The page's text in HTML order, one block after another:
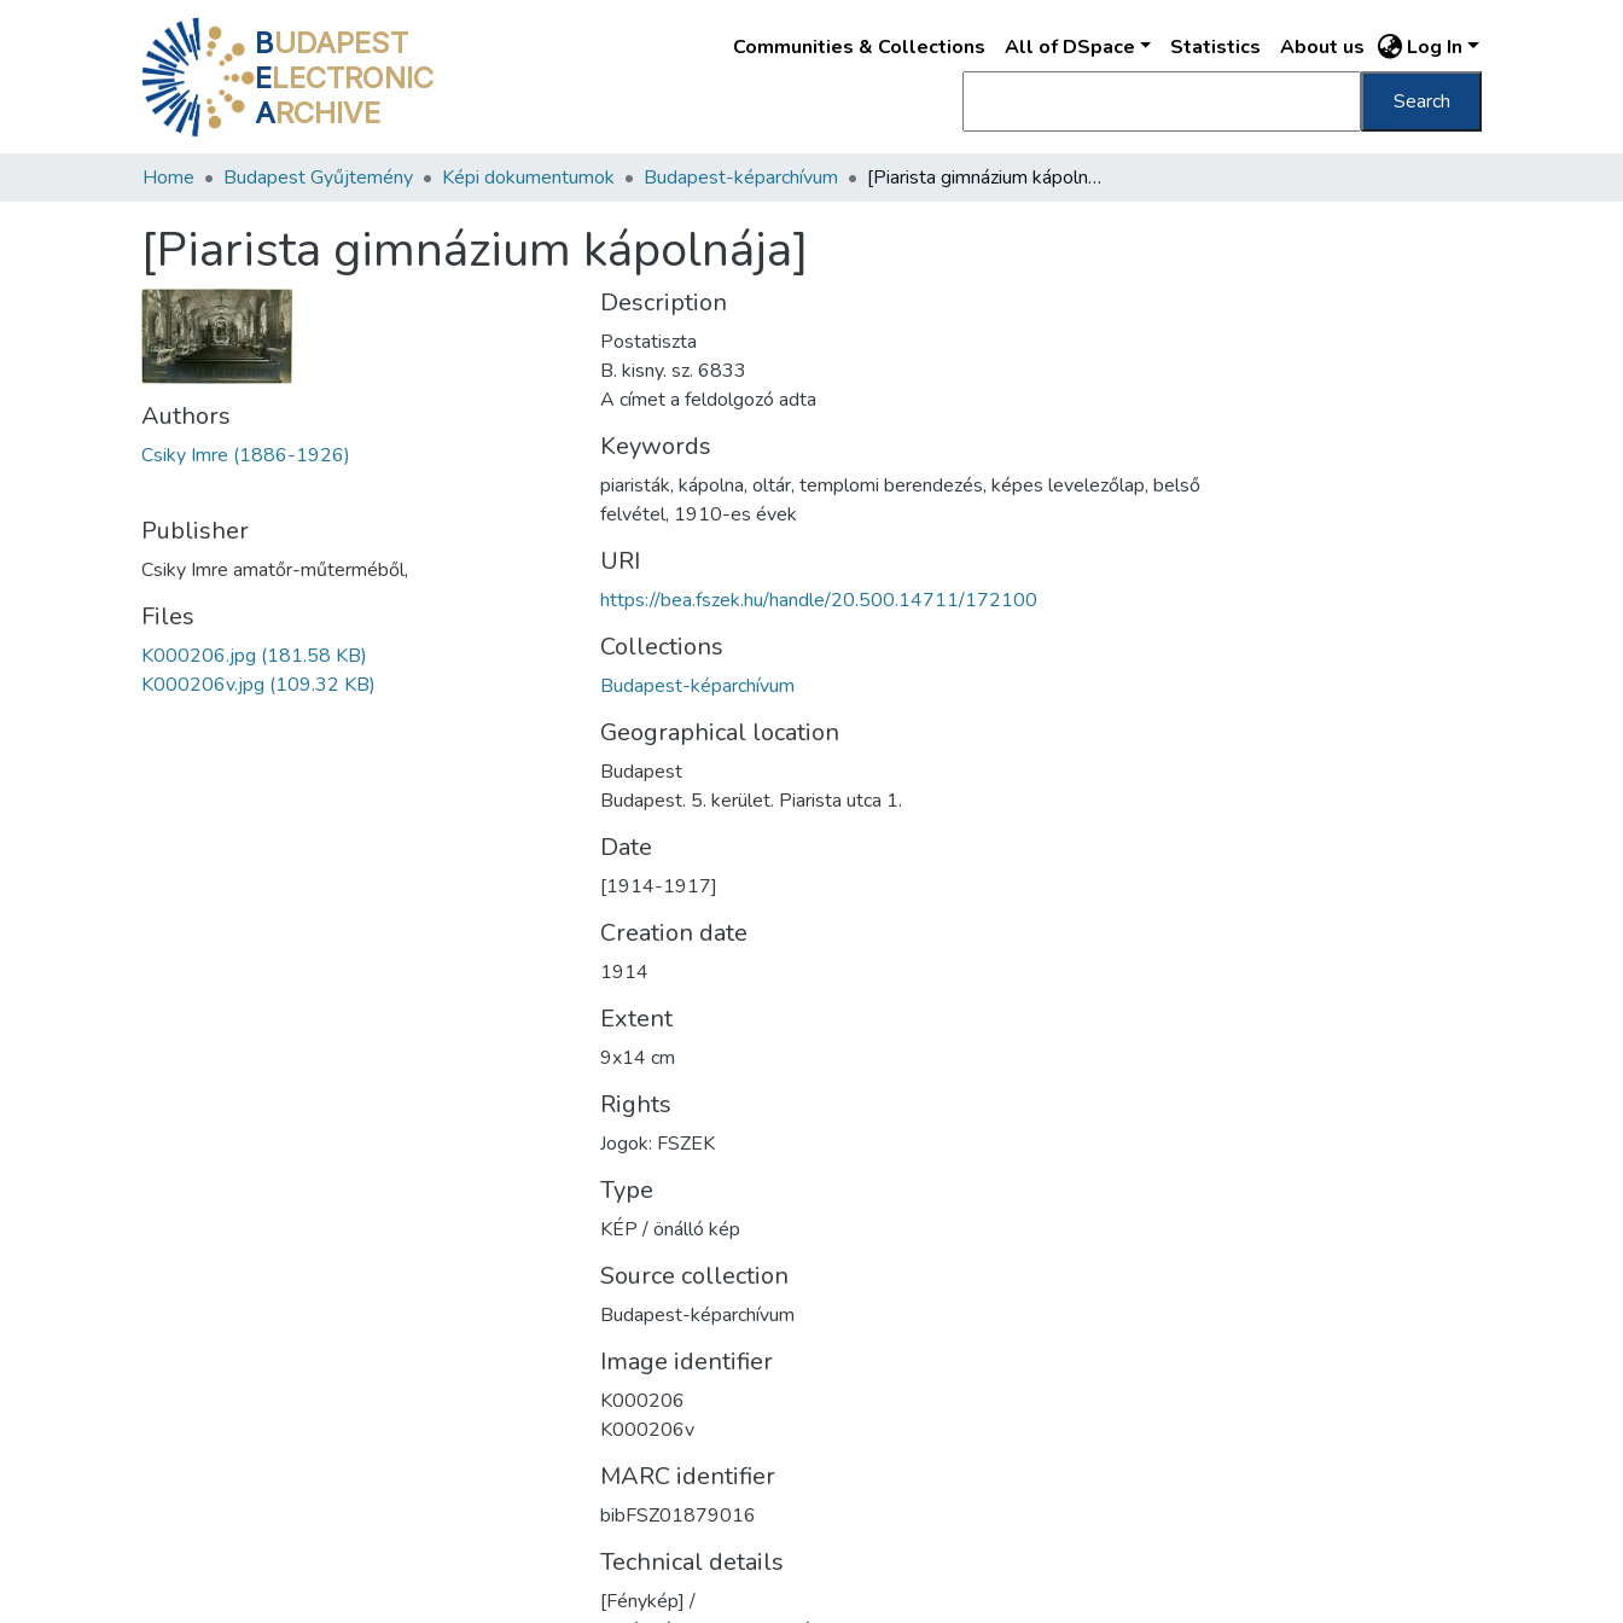
BUDAPEST
ELECTRONIC
ARCHIVE
Communities & Collections All of DSpace Statistics About us Log In
Search
Home Budapest Gyűjtemény Képi dokumentumok Budapest-képarchívum [Piarista gimnázium kápolnája]
[Piarista gimnázium kápolnája]
Authors
Csiky Imre (1886-1926)
Publisher
Csiky Imre amatőr-műterméből,
Files
K000206.jpg (181.58 KB)
K000206v.jpg (109.32 KB)
Description
Postatiszta
B. kisny. sz. 6833
A címet a feldolgozó adta
Keywords
piaristák, kápolna, oltár, templomi berendezés, képes levelezőlap, belső
felvétel, 1910-es évek
URI
https://bea.fszek.hu/handle/20.500.14711/172100
Collections
Budapest-képarchívum
Geographical location
Budapest
Budapest. 5. kerület. Piarista utca 1.
Date
[1914-1917]
Creation date
1914
Extent
9x14 cm
Rights
Jogok: FSZEK
Type
KÉP / önálló kép
Source collection
Budapest-képarchívum
Image identifier
K000206
K000206v
MARC identifier
bibFSZ01879016
Technical details
[Fénykép] /